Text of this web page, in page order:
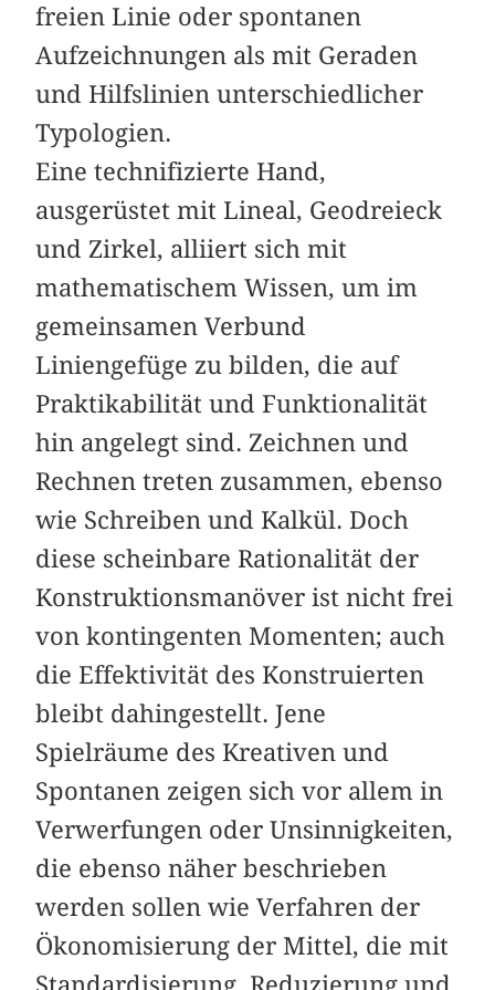
freien Linie oder spontanen
Aufzeichnungen als mit Geraden
und Hilfslinien unterschiedlicher
Typologien.
Eine technifizierte Hand,
ausgerüstet mit Lineal, Geodreieck
und Zirkel, alliiert sich mit
mathematischem Wissen, um im
gemeinsamen Verbund
Liniengefüge zu bilden, die auf
Praktikabilität und Funktionalität
hin angelegt sind. Zeichnen und
Rechnen treten zusammen, ebenso
wie Schreiben und Kalkül. Doch
diese scheinbare Rationalität der
Kon­struktionsmanöver ist nicht frei
von kontingenten Momenten; auch
die Effekti­vität des Konstruierten
bleibt dahingestellt. Jene
Spielräume des Kreativen und
Spontanen zeigen sich vor allem in
Verwerfungen oder Unsinnigkeiten,
die ebenso näher beschrieben
werden sollen wie Verfahren der
Ökonomisierung der Mittel, die mit